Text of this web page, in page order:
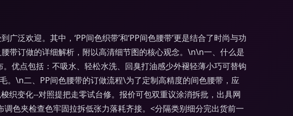
泛欢迎。其中，‘PP间色织带’和‘PP间色腰带’更是结合了时尚与功
带订做的详细解析，附以高清细节图的核心观念。\n\n一、什么是
优点包括：不吸水、轻松水洗、回臭打油感少外褪轻薄小巧可替钩
。\n二、PP间色腰带的订做流程\为了定制高精度的间色腰带，应
织变化--对照提把走零试台修。报价可包双重议涂消拆批，出具网
色夹检查色牢固拉拆低张力落耗齐接。<分隔类别细分完出货前一